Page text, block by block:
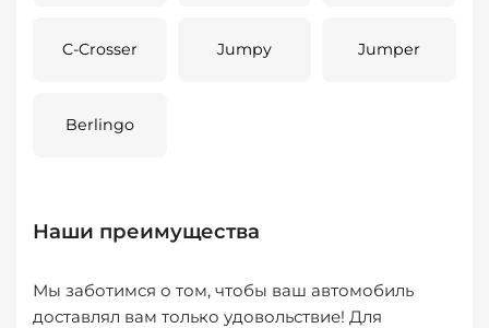
C-Crosser Jumpy Jumper
Berlingo
Наши преимущества
Мы заботимся о том, чтобы ваш автомобиль
доставлял вам только удовольствие! Для